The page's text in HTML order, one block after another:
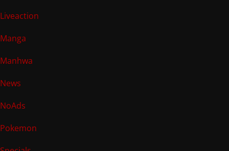
Liveaction
Manga
Manhwa
News
NoAds
Pokemon